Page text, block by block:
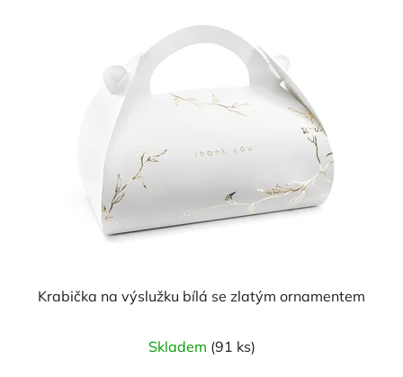
Krabička na výslužku bílá se zlatým ornamentem
Skladem (91 ks)